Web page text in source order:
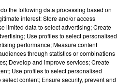
- Gagnez vos entrées
l'un des zoos de nos
!
do the following data processing based on
interest: Store and/or access
limited data to select advertising; Create
Use profiles to select personalised
performance; Measure content
through statistics or combinations
Develop and improve services; Create
Use profiles to select personalised
content; Ensure security, prevent and